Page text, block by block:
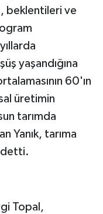
beklentileri ve
yaşandığına
60'ın
üretimin
tarımda
Yanık, tarıma
Topal,